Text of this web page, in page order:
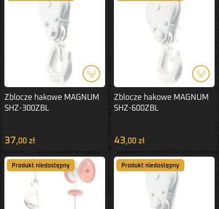
Zblocze hakowe MAGNUM
SHZ-300ZBL
37,00 zł
Zblocze hakowe MAGNUM
SHZ-600ZBL
43,00 zł
Produkt niedostępny Produkt niedostępny